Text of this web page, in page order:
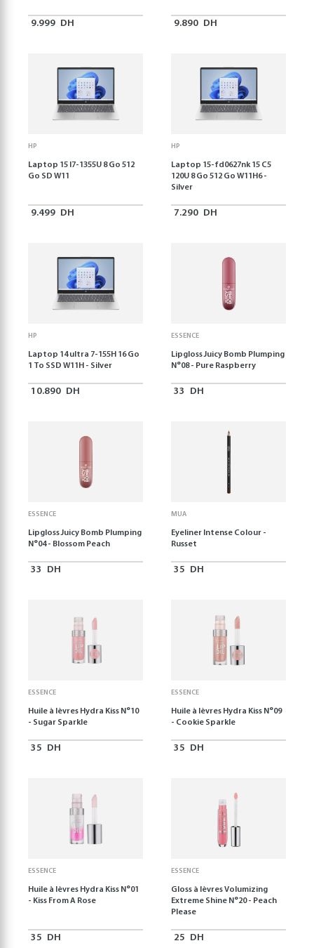
9.999 DH 9.890 DH
HP
Laptop 15 I7-1355U 8 Go 512
Go SD W11
9.499 DH
HP
Laptop 15-fd0627nk 15 C5
120U 8 Go 512 Go W11H6 -
Silver
7.290 DH
HP
Laptop 14 ultra 7-155H 16 Go
1 To SSD W11H - Silver
10.890 DH
ESSENCE
Lipgloss Juicy Bomb Plumping
N°08 - Pure Raspberry
33 DH
ESSENCE
Lipgloss Juicy Bomb Plumping
N°04 - Blossom Peach
33 DH
MUA
Eyeliner Intense Colour -
Russet
35 DH
ESSENCE
Huile à lèvres Hydra Kiss N°10
- Sugar Sparkle
35 DH
ESSENCE
Huile à lèvres Hydra Kiss N°09
- Cookie Sparkle
35 DH
ESSENCE
Huile à lèvres Hydra Kiss N°01
- Kiss From A Rose
35 DH
ESSENCE
Gloss à lèvres Volumizing
Extreme Shine N°20 - Peach
Please
25 DH